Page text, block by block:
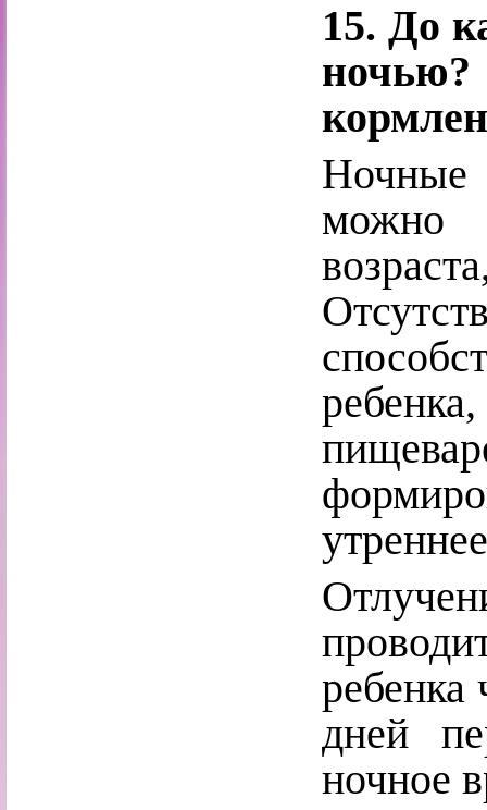
15. До
Ночные
можно
ребенка
дней
ночное